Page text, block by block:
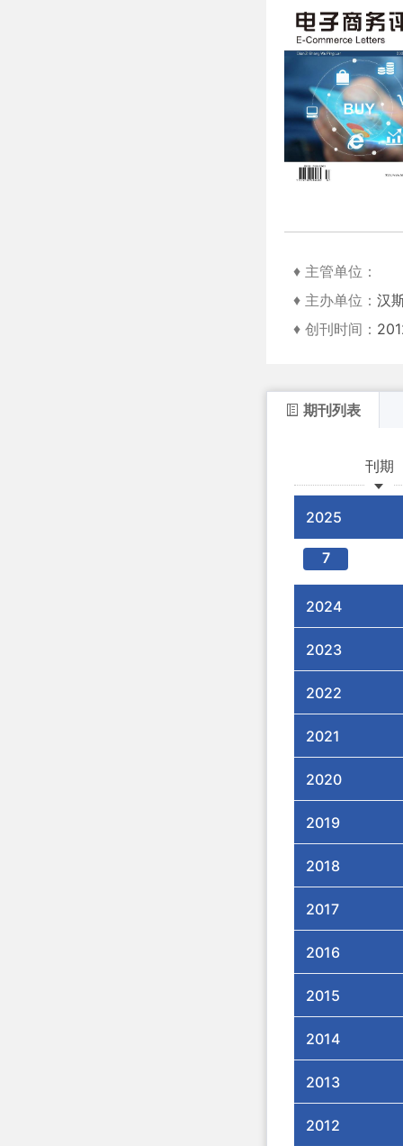
♦ 主管单位：
♦ 主办单位： 汉
♦ 创刊时间：
期刊列表
刊期
2025
7
2024
2023
2022
2021
2020
2019
2018
2017
2016
2015
2014
2013
2012